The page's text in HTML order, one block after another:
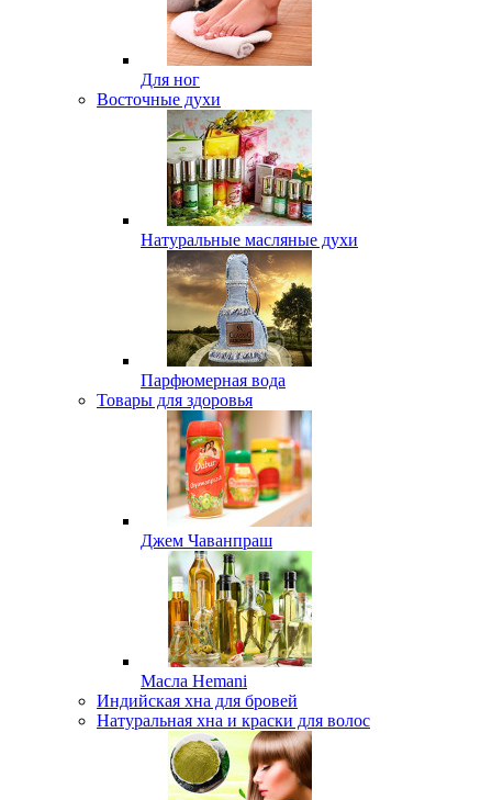
Для ног
Восточные духи
Натуральные масляные духи
Парфюмерная вода
Товары для здоровья
Джем Чаванпраш
Масла Hemani
Индийская хна для бровей
Натуральная хна и краски для волос